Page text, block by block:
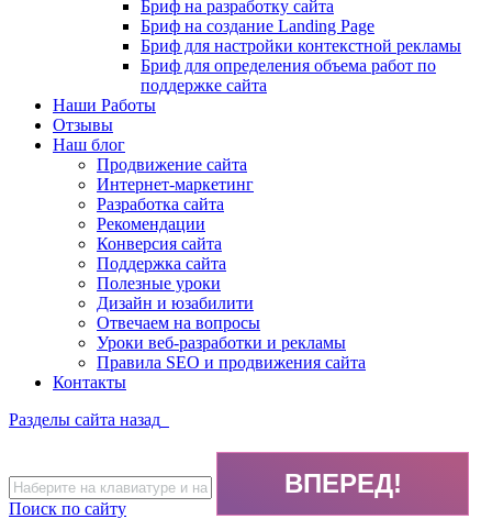
Бриф на разработку сайта
Бриф на создание Landing Page
Бриф для настройки контекстной рекламы
Бриф для определения объема работ по
поддержке сайта
Наши Работы
Отзывы
Наш блог
Продвижение сайта
Интернет-маркетинг
Разработка сайта
Рекомендации
Конверсия сайта
Поддержка сайта
Полезные уроки
Дизайн и юзабилити
Отвечаем на вопросы
Уроки веб-разработки и рекламы
Правила SEO и продвижения сайта
Контакты
Разделы сайта назад
Поиск по сайту